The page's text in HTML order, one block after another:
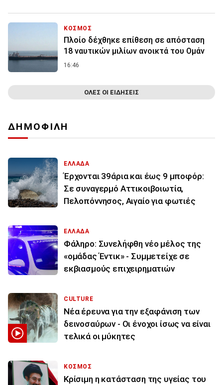
ΚΟΣΜΟΣ
Πλοίο δέχθηκε επίθεση σε απόσταση
18 ναυτικών μιλίων ανοικτά του Ομάν
16:46
ΟΛΕΣ ΟΙ ΕΙΔΗΣΕΙΣ
ΔΗΜΟΦΙΛΗ
ΕΛΛΑΔΑ
Έρχονται 39άρια και έως 9 μποφόρ:
Σε συναγερμό Αττικοιβοιωτία,
Πελοπόννησος, Αιγαίο για φωτιές
ΕΛΛΑΔΑ
Φάληρο: Συνελήφθη νέο μέλος της
«ομάδας Έντικ» - Συμμετείχε σε
εκβιασμούς επιχειρηματιών
CULTURE
Νέα έρευνα για την εξαφάνιση των
δεινοσαύρων - Οι ένοχοι ίσως να είναι
τελικά οι μύκητες
ΚΟΣΜΟΣ
Κρίσιμη η κατάσταση της υγείας του